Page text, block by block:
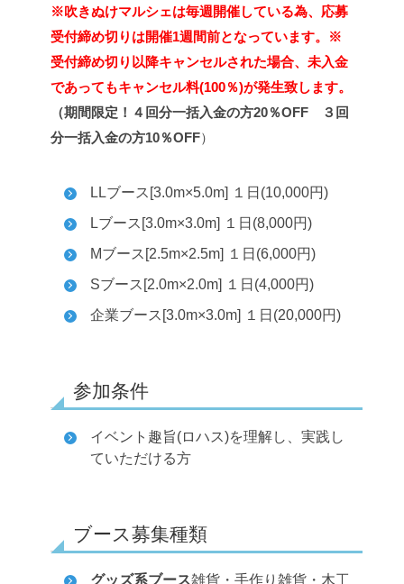
※吹きぬけマルシェは毎週開催している為、応募
受付締め切りは開催1週間前となっています。
※
受付締め切り以降キャンセルされた場合、未入金
であってもキャンセル料(100％)が発生致します。
（期間限定！４回分一括入金の方20％OFF ３回
分一括入金の方10％OFF）
LLブース[3.0m×5.0m] １日(10,000円)
Lブース[3.0m×3.0m] １日(8,000円)
Mブース[2.5m×2.5m] １日(6,000円)
Sブース[2.0m×2.0m] １日(4,000円)
企業ブース[3.0m×3.0m] １日(20,000円)
参加条件
イベント趣旨(ロハス)を理解し、実践し
ていただける方
ブース募集種類
グッズ系ブース雑貨・手作り雑貨・木工